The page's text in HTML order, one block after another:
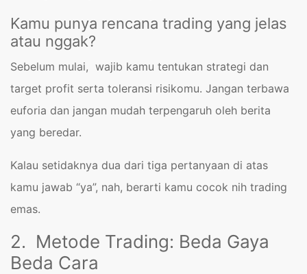
Kamu punya rencana trading yang jelas
atau nggak?
Sebelum mulai, wajib kamu tentukan strategi dan
target profit serta toleransi risikomu. Jangan terbawa
euforia dan jangan mudah terpengaruh oleh berita
yang beredar.
Kalau setidaknya dua dari tiga pertanyaan di atas
kamu jawab “ya”, nah, berarti kamu cocok nih trading
emas.
2. Metode Trading: Beda Gaya
Beda Cara